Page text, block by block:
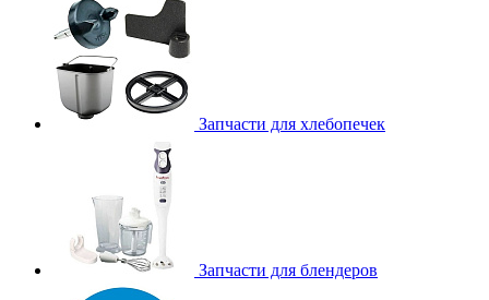
Запчасти для хлебопечек
Запчасти для блендеров